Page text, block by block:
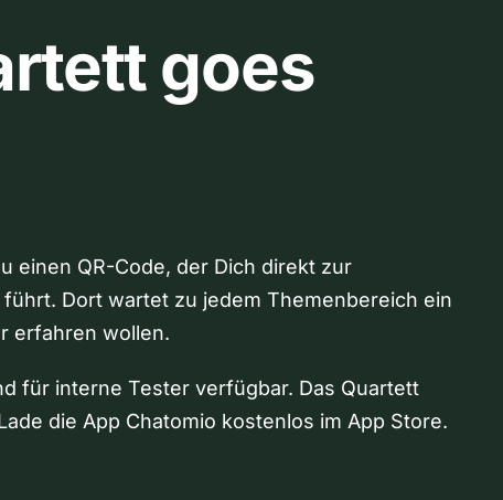
goes
einen QR-Code, der Dich direkt zur
Dort wartet zu jedem Themenbereich ein
erfahren wollen.
für interne Tester verfügbar. Das Quartett
die App Chatomio kostenlos im App Store.